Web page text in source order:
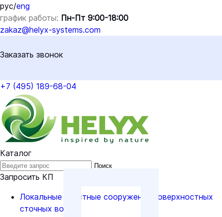
рус/eng
график работы: Пн-Пт 9:00-18:00
zakaz@helyx-systems.com
Заказать звонок
+7 (495) 189-68-04
Каталог
Поиск
Запросить КП
Локальные очистные сооружения поверхностных
сточных вод